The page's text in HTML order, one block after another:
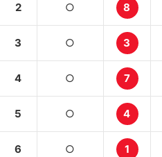
2 ○ 8
3 ○ 3
4 ○ 7
5 ○ 4
6 ○ 1